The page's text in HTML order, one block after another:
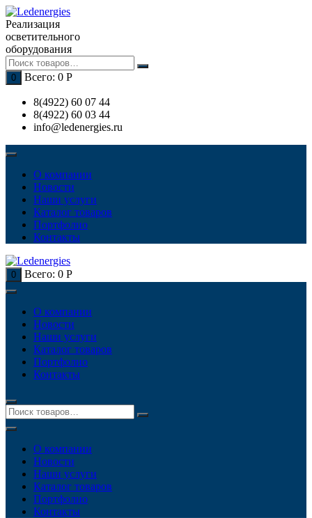
Перейти
к
содержимому
Реализация
осветительного
оборудования
0 Всего: 0 Р
8(4922) 60 07 44
8(4922) 60 03 44
info@ledenergies.ru
О компании
Новости
Наши услуги
Каталог товаров
Портфолио
Контакты
0 Всего: 0 Р
О компании
Новости
Наши услуги
Каталог товаров
Портфолио
Контакты
О компании
Новости
Наши услуги
Каталог товаров
Портфолио
Контакты